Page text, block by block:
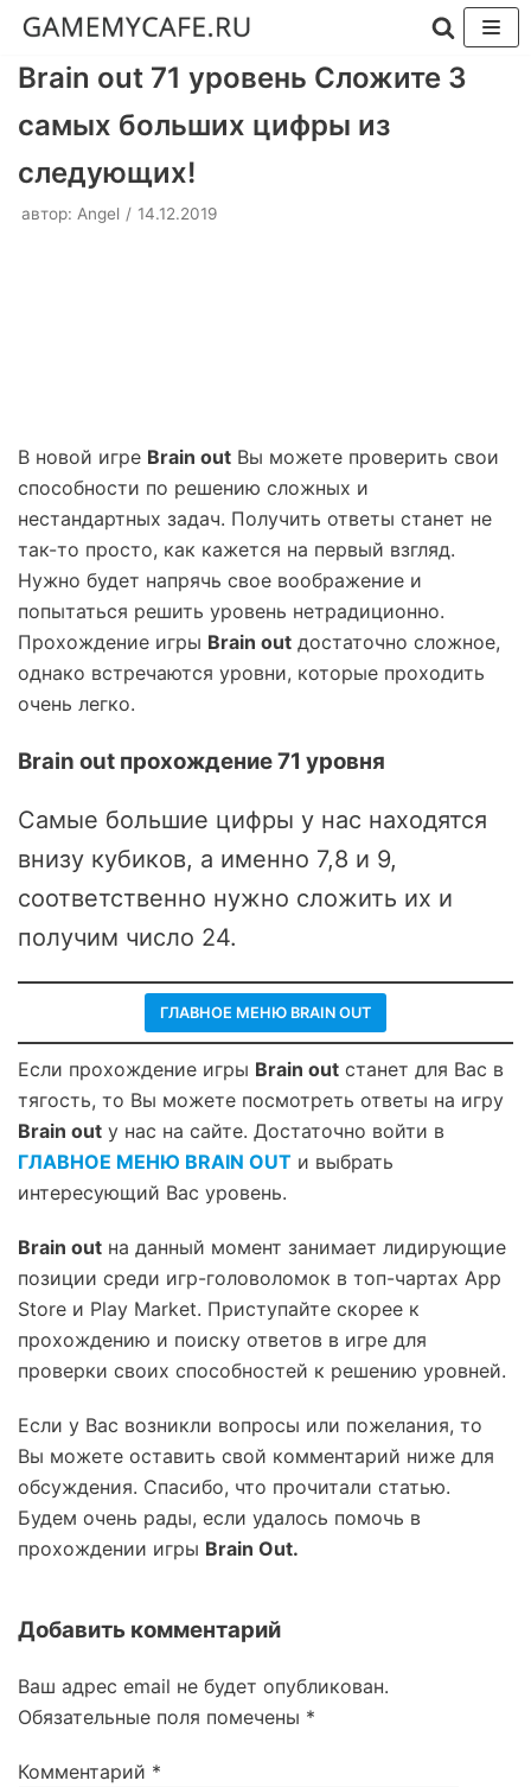
Перейти
содержимому
Brain out 71 уровень Сложите 3
самых больших цифры из
следующих!
автор: Angel 14.12.2019
В новой игре Brain out Вы можете проверить свои
способности по решению сложных и
нестандартных задач. Получить ответы станет не
так-то просто, как кажется на первый взгляд.
Нужно будет напрячь свое воображение и
попытаться решить уровень нетрадиционно.
Прохождение игры Brain out достаточно сложное,
однако встречаются уровни, которые проходить
очень легко.
Brain out прохождение 71 уровня
Самые большие цифры у нас находятся
внизу кубиков, а именно 7,8 и 9,
соответственно нужно сложить их и
получим число 24.
ГЛАВНОЕ МЕНЮ BRAIN OUT
Если прохождение игры Brain out станет для Вас в
тягость, то Вы можете посмотреть ответы на игру
Brain out у нас на сайте. Достаточно войти в
ГЛАВНОЕ МЕНЮ BRAIN OUT и выбрать
интересующий Вас уровень.
Brain out на данный момент занимает лидирующие
позиции среди игр-головоломок в топ-чартах App
Store и Play Market. Приступайте скорее к
прохождению и поиску ответов в игре для
проверки своих способностей к решению уровней.
Если у Вас возникли вопросы или пожелания, то
Вы можете оставить свой комментарий ниже для
обсуждения. Спасибо, что прочитали статью.
Будем очень рады, если удалось помочь в
прохождении игры Brain Out.
Добавить комментарий
Ваш адрес email не будет опубликован.
Обязательные поля помечены *
Комментарий *